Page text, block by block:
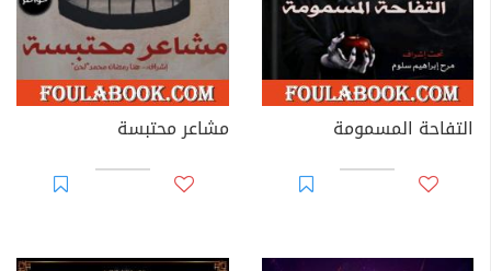
التفاحة المسمومة مشاعر محتبسة